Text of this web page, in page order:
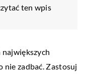
ten wpis
największych
zadbać. Zastosuj